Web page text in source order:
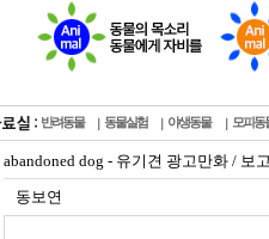
반려동물 동물실험 야생동물 모피동
abandoned dog - 유기견 광고만화 / 보
동보연